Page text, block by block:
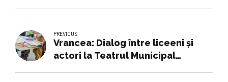
PREVIOUS
Vrancea: Dialog între liceeni și
actori la Teatrul Municipal